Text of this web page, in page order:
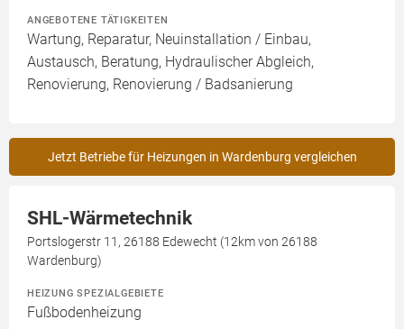
ANGEBOTENE TÄTIGKEITEN
Wartung, Reparatur, Neuinstallation / Einbau,
Austausch, Beratung, Hydraulischer Abgleich,
Renovierung, Renovierung / Badsanierung
Jetzt Betriebe für Heizungen in Wardenburg vergleichen
SHL-Wärmetechnik
Portslogerstr 11, 26188 Edewecht (12km von 26188
Wardenburg)
HEIZUNG SPEZIALGEBIETE
Fußbodenheizung